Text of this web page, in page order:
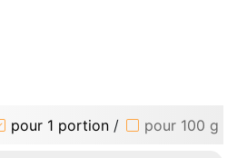
pour 1 portion / pour 100 g